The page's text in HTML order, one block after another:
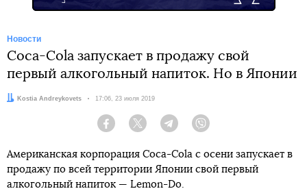
Новости
Coca-Cola запускает в продажу свой
первый алкогольный напиток. Но в Японии
Автор:Kostia Andreykovets Дата:
17:06, 23 июля 2019
Facebook Twitter Telegram
Американская корпорация Coca-Cola с осени запускает в
продажу по всей территории Японии свой первый
алкогольный напиток — Lemon-Do.